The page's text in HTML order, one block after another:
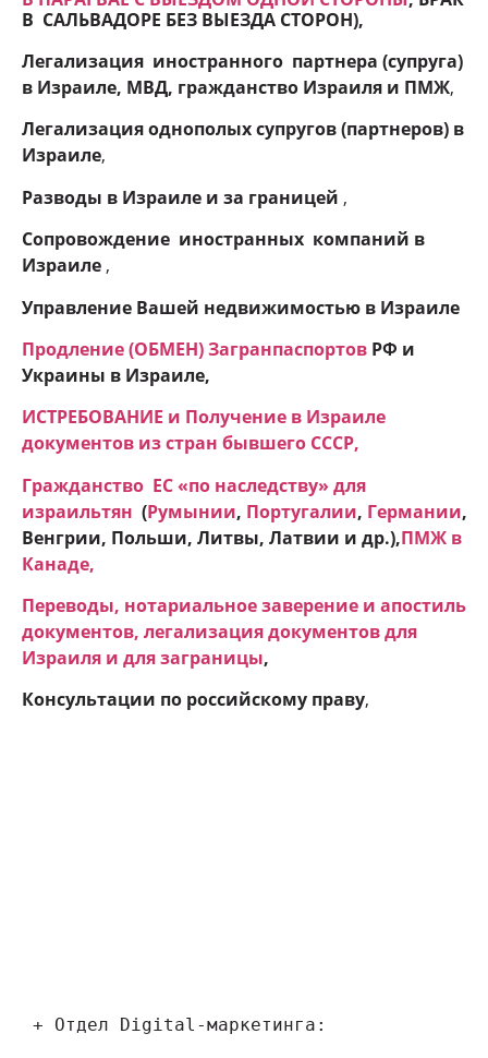
В САЛЬВАДОРЕ БЕЗ ВЫЕЗДА СТОРОН),
Легализация иностранного партнера (супруга)
в Израиле, МВД, гражданство Израиля и ПМЖ,
Легализация однополых супругов (партнеров) в
Израиле,
Разводы в Израиле и за границей ,
Сопровождение иностранных компаний в
Израиле ,
Управление Вашей недвижимостью в Израиле
Продление (ОБМЕН) Загранпаспортов РФ и
Украины в Израиле,
ИСТРЕБОВАНИЕ и Получение в Израиле
документов из стран бывшего СССР,
Гражданство ЕC «по наследству» для
израильтян (Румынии, Португалии, Германии,
Венгрии, Польши, Литвы, Латвии и др.),ПМЖ в
Канаде,
Переводы, нотариальное заверение и апостиль
документов, легализация документов для
Израиля и для заграницы,
Консультации по российскому праву,
+ Отдел Digital-маркетинга: